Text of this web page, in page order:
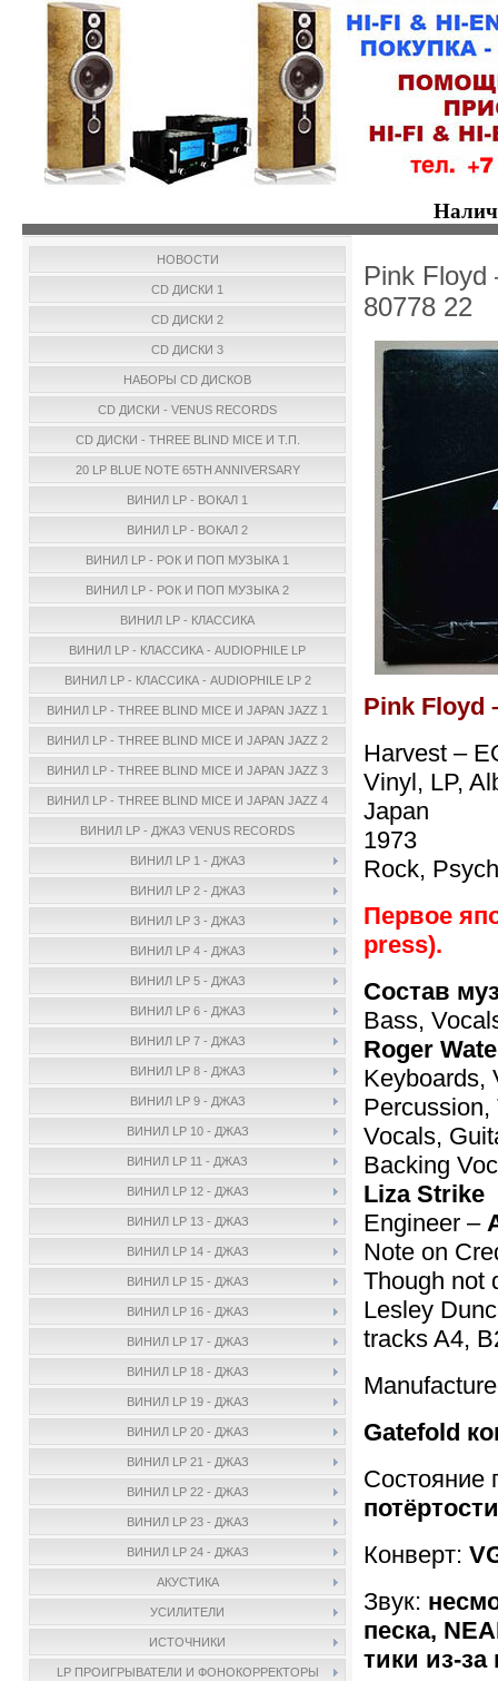
НОВОСТИ
CD ДИСКИ 1
CD ДИСКИ 2
CD ДИСКИ 3
НАБОРЫ CD ДИСКОВ
CD ДИСКИ - VENUS RECORDS
CD ДИСКИ - THREE BLIND MICE И Т.П.
20 LP BLUE NOTE 65TH ANNIVERSARY
ВИНИЛ LP - ВОКАЛ 1
ВИНИЛ LP - ВОКАЛ 2
ВИНИЛ LP - РОК И ПОП МУЗЫКА 1
ВИНИЛ LP - РОК И ПОП МУЗЫКА 2
ВИНИЛ LP - КЛАССИКА
ВИНИЛ LP - КЛАССИКА - AUDIOPHILE LP
ВИНИЛ LP - КЛАССИКА - AUDIOPHILE LP 2
ВИНИЛ LP - THREE BLIND MICE И JAPAN JAZZ 1
ВИНИЛ LP - THREE BLIND MICE И JAPAN JAZZ 2
ВИНИЛ LP - THREE BLIND MICE И JAPAN JAZZ 3
ВИНИЛ LP - THREE BLIND MICE И JAPAN JAZZ 4
ВИНИЛ LP - ДЖАЗ VENUS RECORDS
ВИНИЛ LP 1 - ДЖАЗ
ВИНИЛ LP 2 - ДЖАЗ
ВИНИЛ LP 3 - ДЖАЗ
ВИНИЛ LP 4 - ДЖАЗ
ВИНИЛ LP 5 - ДЖАЗ
ВИНИЛ LP 6 - ДЖАЗ
ВИНИЛ LP 7 - ДЖАЗ
ВИНИЛ LP 8 - ДЖАЗ
ВИНИЛ LP 9 - ДЖАЗ
ВИНИЛ LP 10 - ДЖАЗ
ВИНИЛ LP 11 - ДЖАЗ
ВИНИЛ LP 12 - ДЖАЗ
ВИНИЛ LP 13 - ДЖАЗ
ВИНИЛ LP 14 - ДЖАЗ
ВИНИЛ LP 15 - ДЖАЗ
ВИНИЛ LP 16 - ДЖАЗ
ВИНИЛ LP 17 - ДЖАЗ
ВИНИЛ LP 18 - ДЖАЗ
ВИНИЛ LP 19 - ДЖАЗ
ВИНИЛ LP 20 - ДЖАЗ
ВИНИЛ LP 21 - ДЖАЗ
ВИНИЛ LP 22 - ДЖАЗ
ВИНИЛ LP 23 - ДЖАЗ
ВИНИЛ LP 24 - ДЖАЗ
АКУСТИКА
УСИЛИТЕЛИ
ИСТОЧНИКИ
LP ПРОИГРЫВАТЕЛИ И ФОНОКОРРЕКТОРЫ
Pink Floyd
80778 22
Pink Floyd
Harvest –
Vinyl, LP,
Japan
1973
Rock,
Первое
press).
Состав
Bass,
Roger
Keyboards,
Vocals,
Backing
Liza Strike
Engineer –
Note on
Though not
Lesley
tracks A4,
Gatefold
Состояние
Конверт:
Звук:
песка,
тики из-за